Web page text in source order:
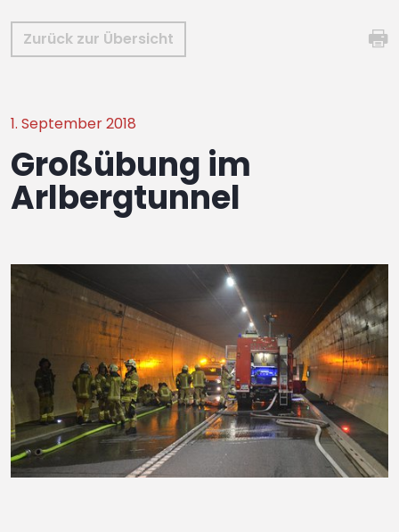
Zurück zur Übersicht
1. September 2018
Großübung im
Arlbergtunnel